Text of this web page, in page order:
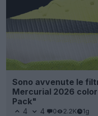
Sono avvenute le
Mercurial 2026
Pack"
4 4 0 2.2K 1g